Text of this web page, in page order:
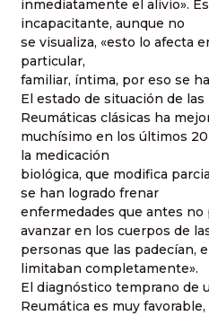
inmediatamente el alivio».
incapacitante, aunque no
se visualiza, «esto lo afecta
particular,
familiar, íntima, por eso se
El estado de situación de
Reumáticas clásicas ha
muchísimo en los últimos
la medicación
biológica, que modifica
se han logrado frenar
enfermedades que antes no
avanzar en los cuerpos de
personas que las padecían,
limitaban completamente».
El diagnóstico temprano de
Reumática es muy favorable,